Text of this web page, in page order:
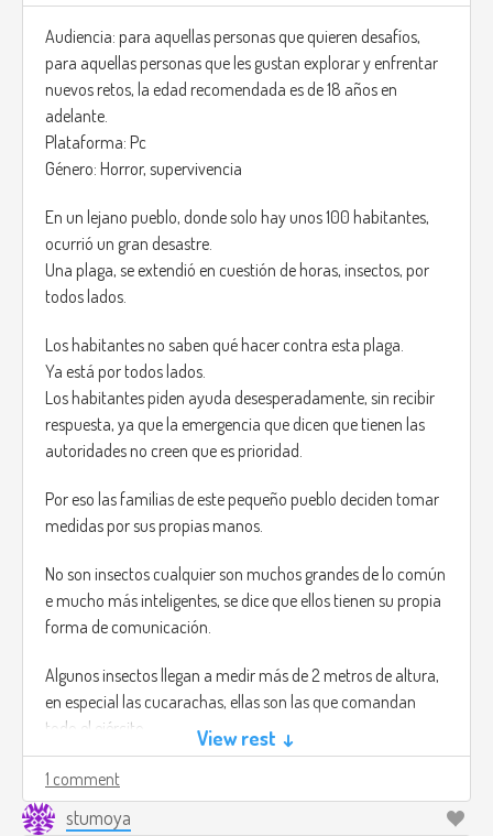
Also if you get hit by any mob, your hair will get bloody.
The game has differents maps, to show variety.
https://www.youtube.com/watch?v=I8vaCrVIR-Q
Audiencia: para aquellas personas que quieren desafíos,
para aquellas personas que les gustan explorar y enfrentar
nuevos retos, la edad recomendada es de 18 años en
adelante.
Plataforma: Pc
Género: Horror, supervivencia
En un lejano pueblo, donde solo hay unos 100 habitantes,
ocurrió un gran desastre.
Una plaga, se extendió en cuestión de horas, insectos, por
todos lados.
Los habitantes no saben qué hacer contra esta plaga.
Ya está por todos lados.
Los habitantes piden ayuda desesperadamente, sin recibir
respuesta, ya que la emergencia que dicen que tienen las
autoridades no creen que es prioridad.
Por eso las familias de este pequeño pueblo deciden tomar
medidas por sus propias manos.
No son insectos cualquier son muchos grandes de lo común
e mucho más inteligentes, se dice que ellos tienen su propia
forma de comunicación.
Algunos insectos llegan a medir más de 2 metros de altura,
en especial las cucarachas, ellas son las que comandan
todo el ejército.
Gameplay:
Tu misión será derrotar al comandante de este ejército de
View rest ↓
1 comment
stumoya